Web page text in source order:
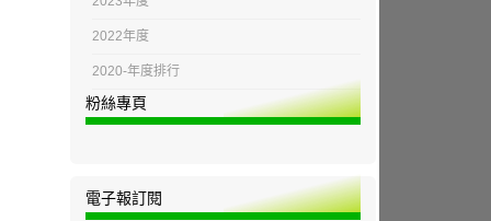
2022年度
2020-年度排行
粉絲專頁
電子報訂閱